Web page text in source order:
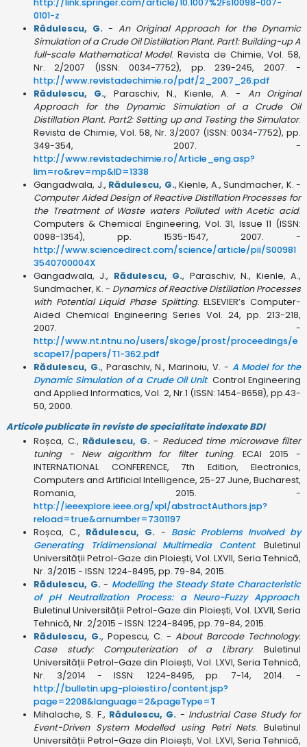
http://link.springer.com/article/10.1007%2Fs10098-007-
0101-z
Rădulescu, G. - An Original Approach for the Dynamic
Simulation of a Crude Oil Distillation Plant. Part1: Building-up A
full-scale Mathematical Model. Revista de Chimie, Vol. 58,
Nr. 2/2007 (ISSN: 0034-7752), pp. 239-245, 2007. -
http://www.revistadechimie.ro/pdf/2_2007_26.pdf
Rădulescu, G., Paraschiv, N., Kienle, A. - An Original
Approach for the Dynamic Simulation of a Crude Oil
Distillation Plant. Part2: Setting up and Testing the Simulator.
Revista de Chimie, Vol. 58, Nr. 3/2007 (ISSN: 0034-7752), pp.
349-354, 2007. -
http://www.revistadechimie.ro/Article_eng.asp?
lim=ro&rev=mp&ID=1338
Gangadwala, J., Rădulescu, G., Kienle, A., Sundmacher, K. -
Computer Aided Design of Reactive Distillation Processes for
the Treatment of Waste waters Polluted with Acetic acid.
Computers & Chemical Engineering, Vol. 31, Issue 11 (ISSN:
0098-1354), pp. 1535-1547, 2007. -
http://www.sciencedirect.com/science/article/pii/S00981
3540700004X
Gangadwala, J., Rădulescu, G., Paraschiv, N., Kienle, A.,
Sundmacher, K. - Dynamics of Reactive Distillation Processes
with Potential Liquid Phase Splitting. ELSEVIER’s Computer-
Aided Chemical Engineering Series Vol. 24, pp. 213-218,
2007. -
http://www.nt.ntnu.no/users/skoge/prost/proceedings/e
scape17/papers/T1-362.pdf
Rădulescu, G., Paraschiv, N., Marinoiu, V. - A Model for the
Dynamic Simulation of a Crude Oil Unit. Control Engineering
and Applied Informatics, Vol. 2, Nr.1 (ISSN: 1454-8658), pp.43-
50, 2000.
Articole publicate în reviste de specialitate indexate BDI
Roșca, C., Rădulescu, G. - Reduced time microwave filter
tuning - New algorithm for filter tuning. ECAI 2015 -
INTERNATIONAL CONFERENCE, 7th Edition, Electronics,
Computers and Artificial Intelligence, 25-27 June, Bucharest,
Romania, 2015. -
http://ieeexplore.ieee.org/xpl/abstractAuthors.jsp?
reload=true&arnumber=7301197
Roșca, C., Rădulescu, G. - Basic Problems Involved by
Generating Tridimensional Multimedia Content. Buletinul
Universității Petrol-Gaze din Ploiești, Vol. LXVII, Seria Tehnică,
Nr. 3/2015 - ISSN: 1224-8495, pp. 79-84, 2015.
Rădulescu, G. - Modelling the Steady State Characteristic
of pH Neutralization Process: a Neuro-Fuzzy Approach.
Buletinul Universității Petrol-Gaze din Ploiești, Vol. LXVII, Seria
Tehnică, Nr. 2/2015 - ISSN: 1224-8495, pp. 79-84, 2015.
Rădulescu, G., Popescu, C. - About Barcode Technology.
Case study: Computerization of a Library. Buletinul
Universității Petrol-Gaze din Ploiești, Vol. LXVI, Seria Tehnică,
Nr. 3/2014 - ISSN: 1224-8495, pp. 7-14, 2014. -
http://bulletin.upg-ploiesti.ro/content.jsp?
page=2208&language=2&pageType=T
Mihalache, S. F., Rădulescu, G. - Industrial Case Study for
Event-Driven System Modelled using Petri Nets. Buletinul
Universității Petrol-Gaze din Ploiești, Vol. LXVI, Seria Tehnică,